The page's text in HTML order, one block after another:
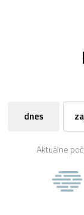
dnes
Aktuálne